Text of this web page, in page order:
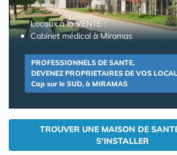
Locaux à la VENTE :
Cabinet médical à Miramas
PROFESSIONNELS DE SANTE,
DEVENEZ PROPRIETAIRES DE VOS
Cap sur le SUD, à MIRAMAS
TROUVER UNE MAISON DE
S'INSTALLER